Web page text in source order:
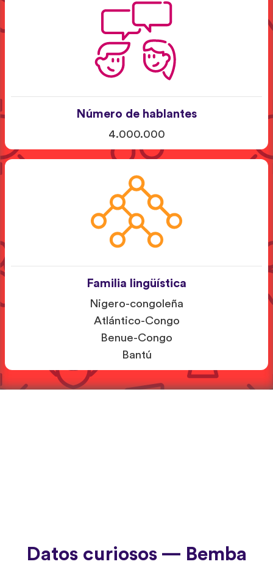
Número de hablantes
4.000.000
Familia lingüística
Nigero-congoleña
Atlántico-Congo
Benue-Congo
Bantú
Datos curiosos — Bemba